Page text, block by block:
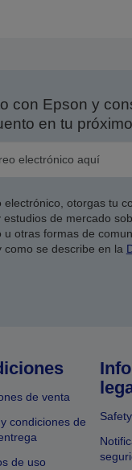
con Epson y
en tu
otorgas tu
de mercado
otras formas de
como se describe en la
de venta
condiciones de
de uso